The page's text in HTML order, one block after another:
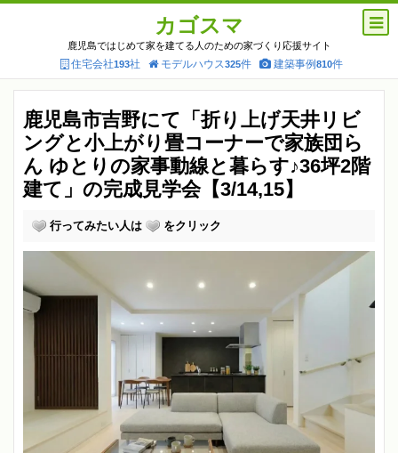
カゴスマ
鹿児島ではじめて家を建てる人のための家づくり応援サイト
住宅会社193社 モデルハウス325件 建築事例810件
鹿児島市吉野にて「折り上げ天井リビ
ングと小上がり畳コーナーで家族団ら
ん ゆとりの家事動線と暮らす♪36坪2階
建て」の完成見学会【3/14,15】
行ってみたい人は をクリック